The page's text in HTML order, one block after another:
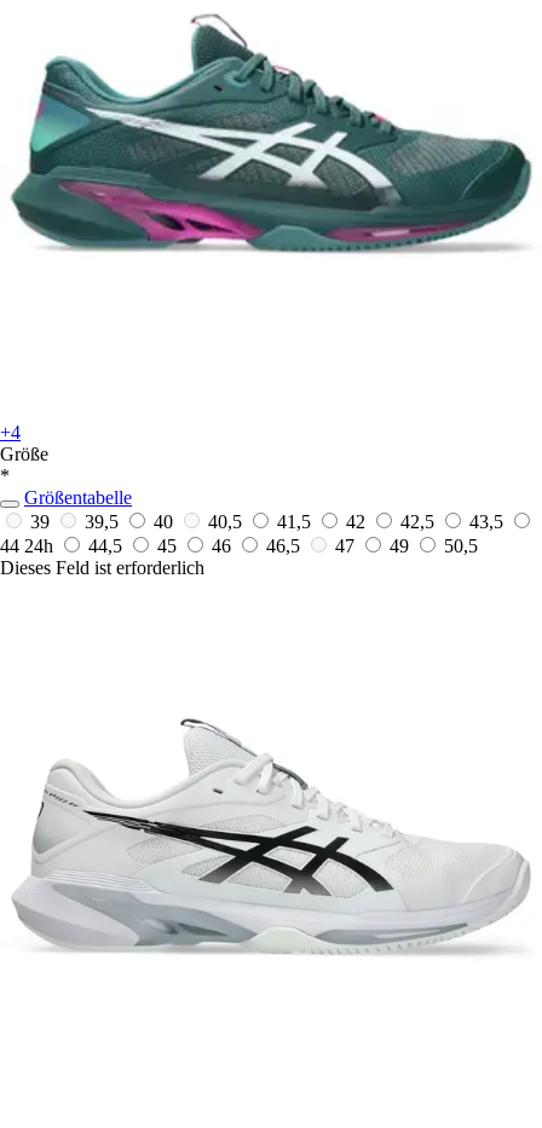
+4
Größe
*
Größentabelle
39
39,5 40 40,5 41,5 42 42,5
43,5
44 24h 44,5 45 46 46,5 47 49
50,5
Dieses Feld ist erforderlich